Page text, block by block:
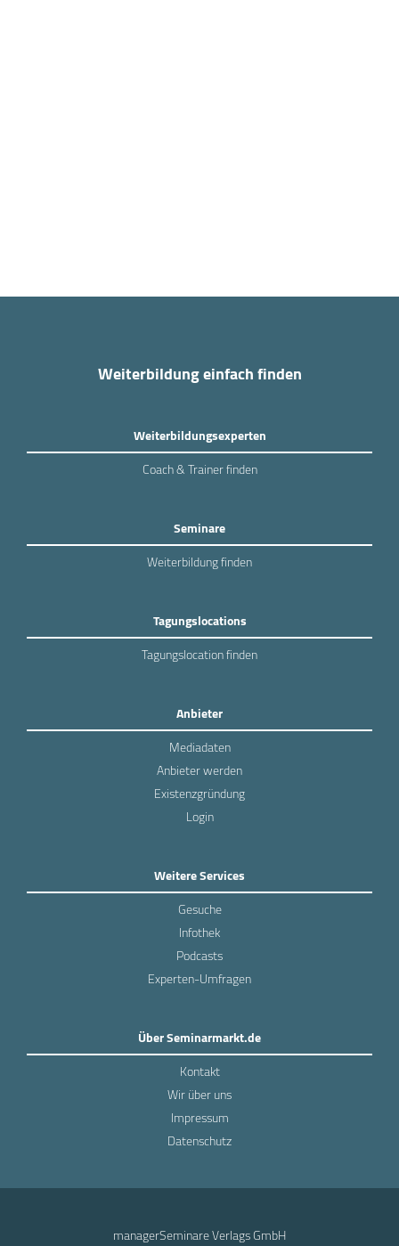
Weiterbildung einfach finden
Weiterbildungsexperten
Coach & Trainer finden
Seminare
Weiterbildung finden
Tagungslocations
Tagungslocation finden
Anbieter
Mediadaten
Anbieter werden
Existenzgründung
Login
Weitere Services
Gesuche
Infothek
Podcasts
Experten-Umfragen
Über Seminarmarkt.de
Kontakt
Wir über uns
Impressum
Datenschutz
managerSeminare Verlags GmbH